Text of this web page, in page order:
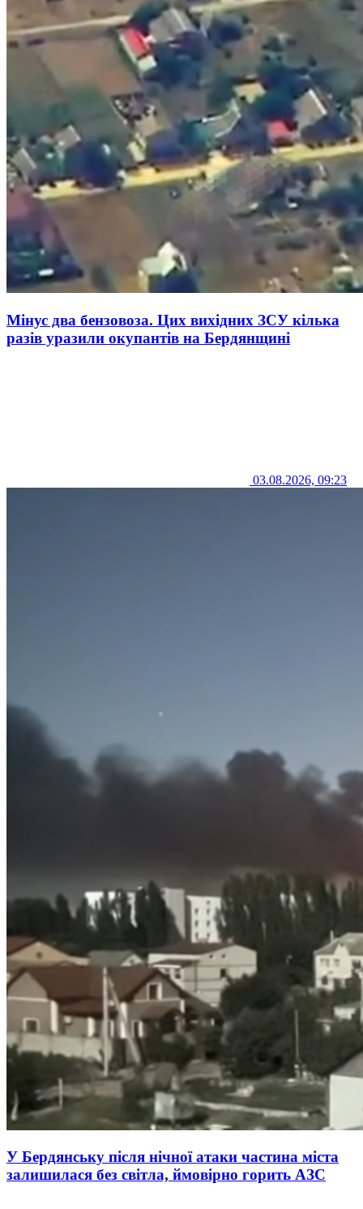
Мінус два бензовоза. Цих вихідних ЗСУ кілька
разів уразили окупантів на Бердянщині
03.08.2026, 09:23
У Бердянську після нічної атаки частина міста
залишилася без світла, ймовірно горить АЗС